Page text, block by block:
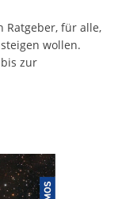
Ratgeber, für alle,
wollen.
zur